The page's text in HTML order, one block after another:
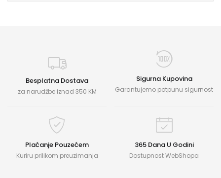
Besplatna Dostava
za narudžbe iznad 350 KM
Sigurna Kupovina
Garantujemo potpunu sigurnost
Plaćanje Pouzećem
Kuriru prilikom preuzimanja
365 Dana U Godini
Dostupnost WebShopa